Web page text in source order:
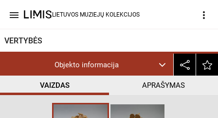
menu LIETUVOS MUZIEJŲ KOLEKCIJOS more_vert
VERTYBĖS
Objekto informacija
VAIZDAS APRAŠYMAS
CC BY-NC